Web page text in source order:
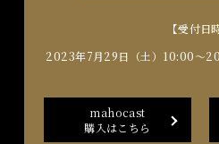
【受付日
2023年7月29日（土）10:00～
mahocast
購入はこちら